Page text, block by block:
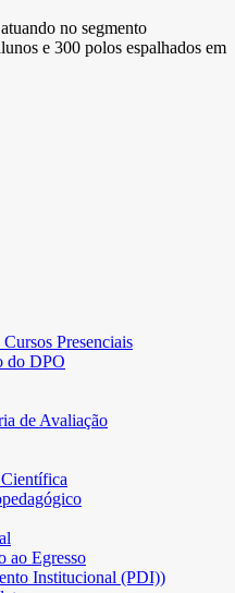
no segmento
e 300 polos espalhados em
Presenciais
do DPO
de Avaliação
ao Egresso
Institucional (PDI))